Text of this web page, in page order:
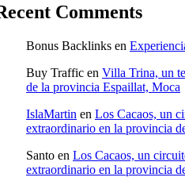
Comments
Bonus Backlinks en
Buy Traffic en Villa Trina, un
de la provincia Espaillat, Moca
IslaMartin en Los Cacaos, un
extraordinario en la provincia
Santo en Los Cacaos, un
extraordinario en la provincia